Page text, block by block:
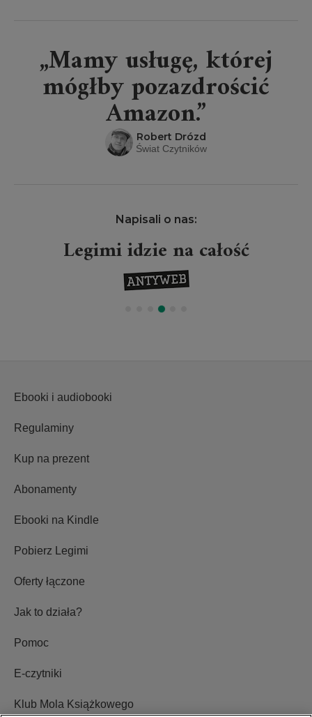
„Mamy usługę, której
mógłby pozazdrościć
Amazon.”
Robert Drózd
Świat Czytników
Napisali o nas:
Legimi idzie na całość
Ebooki i audiobooki
Regulaminy
Kup na prezent
Abonamenty
Ebooki na Kindle
Pobierz Legimi
Oferty łączone
Jak to działa?
Pomoc
E-czytniki
Klub Mola Książkowego